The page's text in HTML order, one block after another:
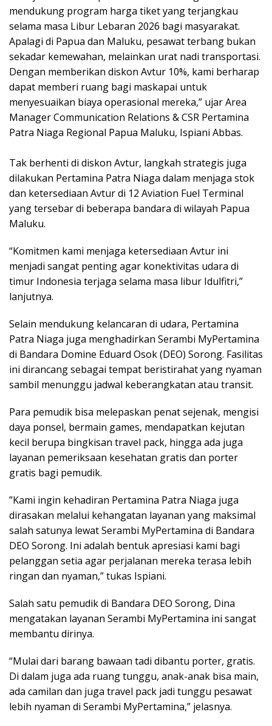
mendukung program harga tiket yang terjangkau
selama masa Libur Lebaran 2026 bagi masyarakat.
Apalagi di Papua dan Maluku, pesawat terbang bukan
sekadar kemewahan, melainkan urat nadi transportasi.
Dengan memberikan diskon Avtur 10%, kami berharap
dapat memberi ruang bagi maskapai untuk
menyesuaikan biaya operasional mereka,” ujar ​Area
Manager Communication Relations & CSR Pertamina
Patra Niaga Regional Papua Maluku, Ispiani Abbas.
Tak berhenti di diskon Avtur, ​langkah strategis juga
dilakukan Pertamina Patra Niaga dalam menjaga stok
dan ketersediaan Avtur di 12 Aviation Fuel Terminal
yang tersebar di beberapa bandara di wilayah Papua
Maluku.
“Komitmen kami menjaga ketersediaan Avtur ini
menjadi sangat penting agar konektivitas udara di
timur Indonesia terjaga selama masa libur Idulfitri,”
lanjutnya.
​Selain mendukung kelancaran di udara, Pertamina
Patra Niaga juga menghadirkan Serambi MyPertamina
di Bandara Domine Eduard Osok (DEO) Sorong. ​Fasilitas
ini dirancang sebagai tempat beristirahat yang nyaman
sambil menunggu jadwal keberangkatan atau transit.
Para pemudik bisa melepaskan penat sejenak, mengisi
daya ponsel, bermain games, mendapatkan kejutan
kecil berupa bingkisan travel pack, hingga ada juga
layanan pemeriksaan kesehatan gratis dan porter
gratis bagi pemudik.
​”Kami ingin kehadiran Pertamina Patra Niaga juga
dirasakan melalui kehangatan layanan yang maksimal
salah satunya lewat Serambi MyPertamina di Bandara
DEO Sorong. Ini adalah bentuk apresiasi kami bagi
pelanggan setia agar perjalanan mereka terasa lebih
ringan dan nyaman,” tukas Ispiani.
Salah satu pemudik di Bandara DEO Sorong, Dina
mengatakan layanan Serambi MyPertamina ini sangat
membantu dirinya.
“Mulai dari barang bawaan tadi dibantu porter, gratis.
Di dalam juga ada ruang tunggu, anak-anak bisa main,
ada camilan dan juga travel pack jadi tunggu pesawat
lebih nyaman di Serambi MyPertamina,” jelasnya.